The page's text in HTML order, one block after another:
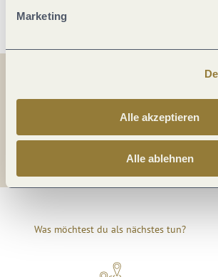
Marketing
Alle akzeptieren
Alle ablehnen
Teilen
Was möchtest du als nächstes tun?